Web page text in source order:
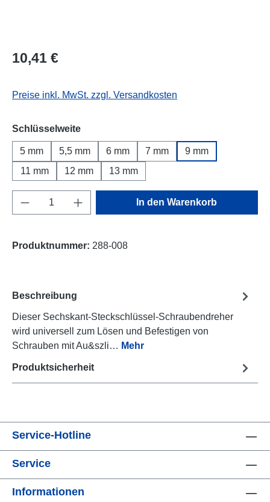
Regulärer Preis:
10,41 €
Preise inkl. MwSt. zzgl. Versandkosten
Schlüsselweiteauswählen
5 mm 5,5 mm 6 mm 7 mm
9 mm
11 mm
12 mm 13 mm
Produkt Anzahl: Gib den gewünschten
In den Warenkorb
Produktnummer: 288-008
Beschreibung
Dieser Sechskant-Steckschlüssel-Schraubendreher
wird universell zum Lösen und Befestigen von
Schrauben mit Au&szli… Mehr
Produktsicherheit
Service-Hotline
Service
Informationen